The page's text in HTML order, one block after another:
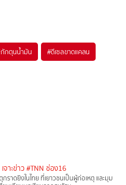
กักตุนน้ำมัน #ดีเซลขาดแคลน
จาะข่าว #TNN ช่อง16
กราดยิงในไทย ที่เยาวชนเป็นผู้ก่อเหตุ และมุม